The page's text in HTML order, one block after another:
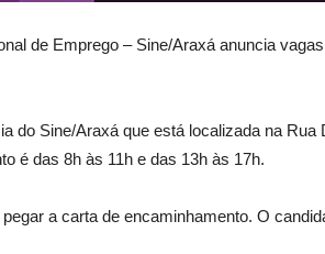
de Emprego – Sine/Araxá anuncia
do Sine/Araxá que está localizada na
é das 8h às 11h e das 13h às 17h.
a carta de encaminhamento. O